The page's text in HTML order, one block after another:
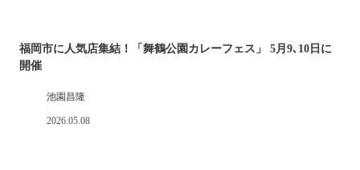
福岡市に人気店集結！「舞鶴公園カレーフェス」 5月9､10日に
開催
池園昌隆
2026.05.08